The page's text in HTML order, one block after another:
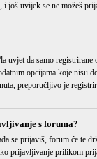
još uvijek se ne možeš
uvjet da samo registrirane
opcijama koje nisu
preporučljivo je
s foruma?
se prijaviš, forum će te
prijavljivanje prilikom